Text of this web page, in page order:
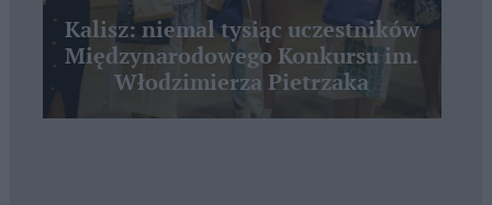
Kalisz: niemal tysiąc uczestników
Międzynarodowego Konkursu im.
Włodzimierza Pietrzaka